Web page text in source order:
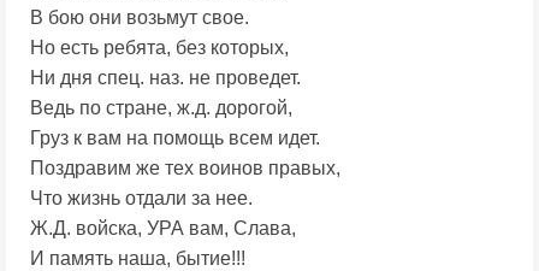
В бою они возьмут свое.
Но есть ребята, без которых,
Ни дня спец. наз. не проведет.
Ведь по стране, ж.д. дорогой,
Груз к вам на помощь всем идет.
Поздравим же тех воинов правых,
Что жизнь отдали за нее.
Ж.Д. войска, УРА вам, Слава,
И память наша, бытие!!!